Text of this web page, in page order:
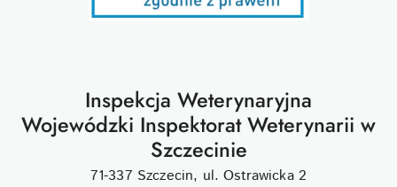
Inspekcja Weterynaryjna
Wojewódzki Inspektorat Weterynarii w
Szczecinie
71-337 Szczecin, ul. Ostrawicka 2